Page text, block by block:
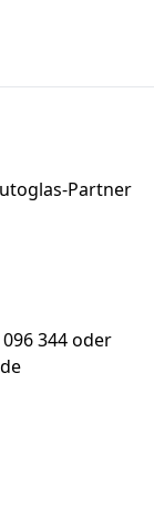
Partner
344 oder
Profile